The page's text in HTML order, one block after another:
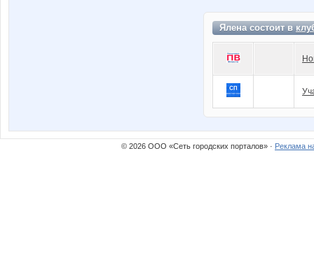
Ялена состоит в
© 2026 ООО «Сеть городских порталов» · Реклама